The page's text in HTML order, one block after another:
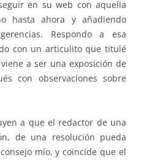
en su web con aquella
hasta ahora y añadiendo
Respondo a esa
con un articulito que titulé
a ser una exposición de
con observaciones sobre
a que el redactor de una
de una resolución pueda
mío, y coincide que el